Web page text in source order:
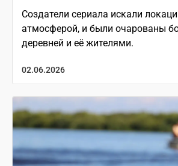
Создатели сериала искали
атмосферой, и были очарованы
деревней и её жителями.
02.06.2026